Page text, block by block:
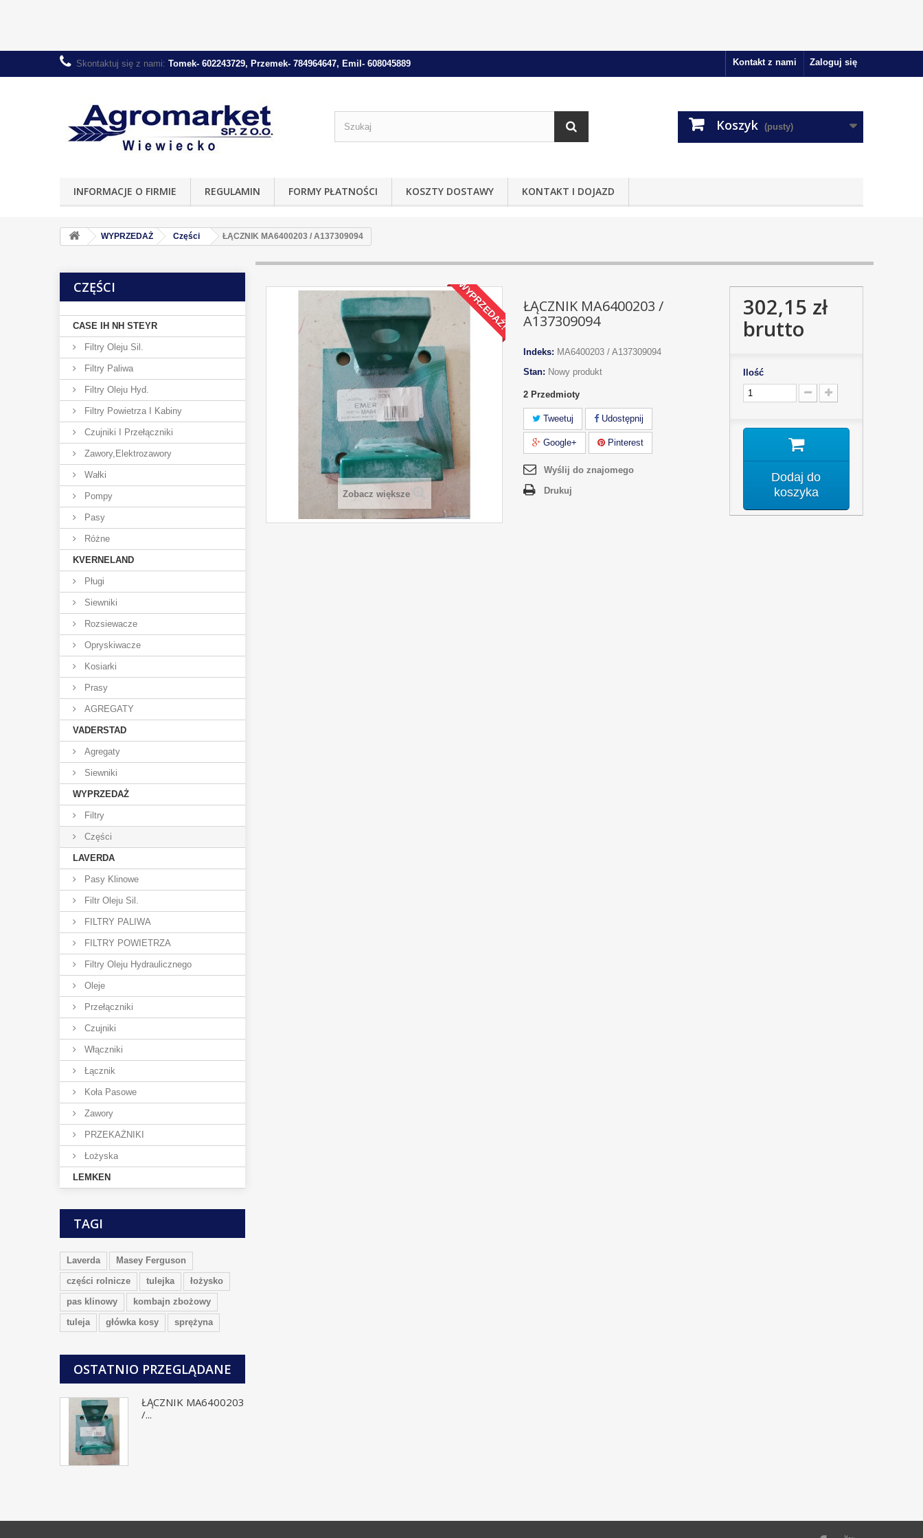
Zaloguj się
Kontakt z nami
Skontaktuj się z nami: Tomek- 602243729, Przemek- 784964647, Emil- 608045889
Koszyk (pusty)
INFORMACJE O FIRMIE REGULAMIN FORMY PŁATNOŚCI KOSZTY DOSTAWY KONTAKT I DOJAZD
WYPRZEDAŻ Części ŁĄCZNIK MA6400203 / A137309094
CZĘŚCI
CASE IH NH STEYR
Filtry Oleju Sil.
Filtry Paliwa
Filtry Oleju Hyd.
Filtry Powietrza I Kabiny
Czujniki I Przełączniki
Zawory,elektrozawory
Wałki
Pompy
Pasy
Różne
KVERNELAND
Pługi
Siewniki
Rozsiewacze
Opryskiwacze
Kosiarki
Prasy
AGREGATY
VADERSTAD
Agregaty
Siewniki
WYPRZEDAŻ
Filtry
Części
LAVERDA
Pasy Klinowe
Filtr Oleju Sil.
FILTRY PALIWA
FILTRY POWIETRZA
Filtry Oleju Hydraulicznego
Oleje
Przełączniki
Czujniki
Włączniki
Łącznik
Koła Pasowe
Zawory
PRZEKAŻNIKI
Łożyska
LEMKEN
TAGI
Laverda
Masey Ferguson
części rolnicze
tulejka
łożysko
pas klinowy
kombajn zbożowy
tuleja
główka kosy sprężyna
OSTATNIO PRZEGLĄDANE
ŁĄCZNIK MA6400203
/...
WYPRZEDAŻ!
Zobacz większe
ŁĄCZNIK MA6400203 /
A137309094
Indeks: MA6400203 / A137309094
Stan: Nowy produkt
2 Przedmioty
Tweetuj Udostępnij
Google+ Pinterest
Wyślij do znajomego
Drukuj
302,15 zł
brutto
Ilość
Dodaj do
koszyka